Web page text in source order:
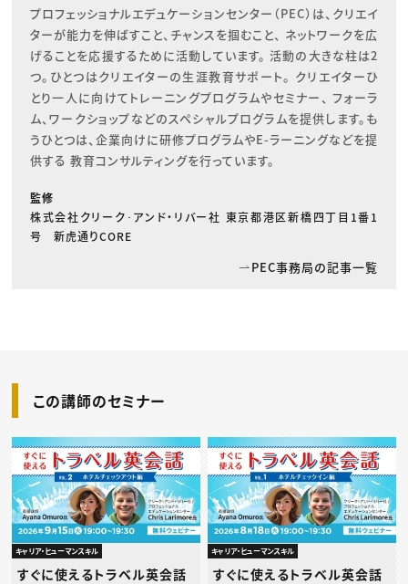
プロフェッショナルエデュケーションセンター（PEC）は、クリエイ
ターが能力を伸ばすこと、チャンスを掴むこと、 ネットワークを広
げることを応援するために活動しています。 活動の大きな柱は2
つ。ひとつはクリエイターの生涯教育サポート。 クリエイターひ
とり一人に向けてトレーニングプログラムやセミナー、 フォーラ
ム、ワークショップなどのスペシャルプログラムを提供します。も
うひとつは、企業向けに研修プログラムやE-ラーニングなどを提
供する 教育コンサルティングを行っています。
監修
株式会社クリーク･アンド・リバー社 東京都港区新橋四丁目1番1
号 新虎通りCORE
PEC事務局の記事一覧
この講師のセミナー
キャリア・ヒューマンスキル
すぐに使えるトラベル英会話
キャリア・ヒューマンスキル
すぐに使えるトラベル英会話